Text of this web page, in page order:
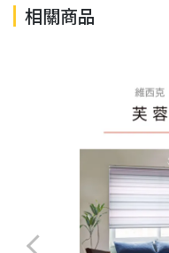
相關商品